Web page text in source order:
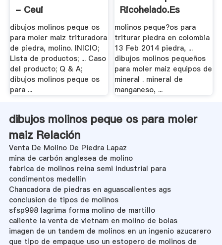
- Ceui
dibujos molinos peque os
para moler maiz trituradora
de piedra, molino. INICIO;
Lista de productos; ... Caso
del producto; Q & A;
dibujos molinos peque os
para ...
Ricohelado.es
molinos peque?os para
triturar piedra en colombia
13 Feb 2014 piedra, ...
dibujos molinos pequeños
para moler maiz equipos de
mineral . mineral de
manganeso, ...
dibujos molinos peque os para moler
maiz Relación
Venta De Molino De Piedra Lapaz
mina de carbón anglesea de molino
fabrica de molinos reina semi industrial para
condimentos medellin
Chancadora de piedras en aguascalientes ags
conclusion de tipos de molinos
sfsp998 lagrima forma molino de martillo
caliente la venta de vietnam en molino de bolas
imagen de un tandem de molinos en un ingenio azucarero
que tipo de empaque uso un estopero de molinos de